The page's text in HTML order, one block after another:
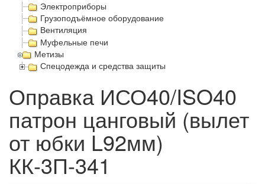
Электроприборы
Грузоподъёмное оборудование
Вентиляция
Муфельные печи
Метизы
Спецодежда и средства защиты
Оправка ИСО40/ISO40
патрон цанговый (вылет
от юбки L92мм)
КК-3П-341